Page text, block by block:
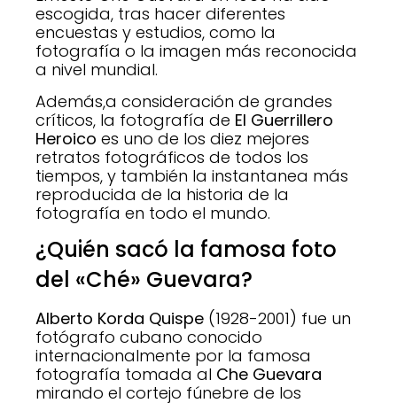
escogida, tras hacer diferentes
encuestas y estudios, como la
fotografía o la imagen más reconocida
a nivel mundial.
Además,a consideración de grandes
críticos, la fotografía de El Guerrillero
Heroico es uno de los diez mejores
retratos fotográficos de todos los
tiempos, y también la instantanea más
reproducida de la historia de la
fotografía en todo el mundo.
¿Quién sacó la famosa foto
del «Ché» Guevara?
Alberto Korda Quispe (1928-2001) fue un
fotógrafo cubano conocido
internacionalmente por la famosa
fotografía tomada al Che Guevara
mirando el cortejo fúnebre de los